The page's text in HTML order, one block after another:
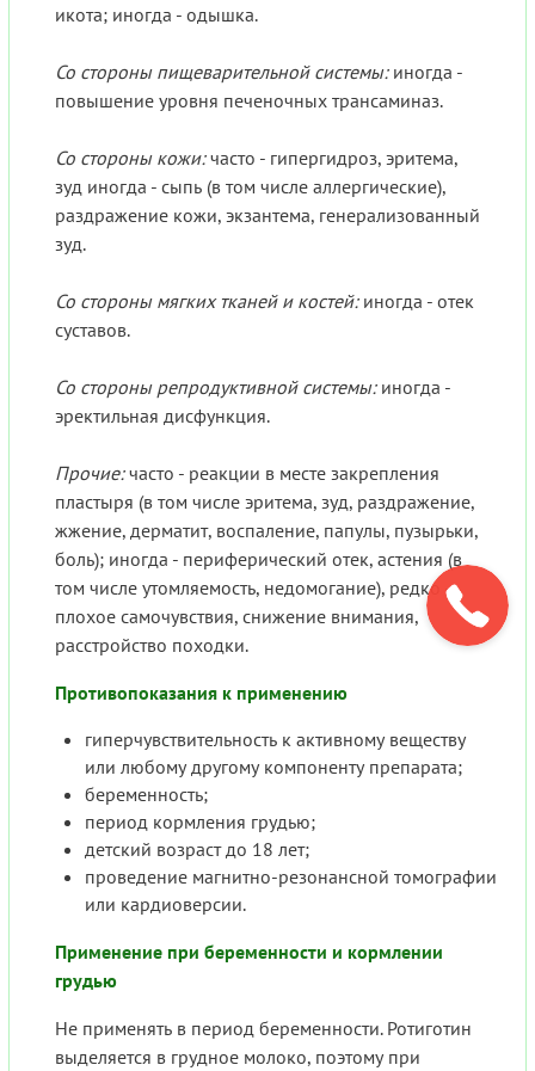
икота; иногда - одышка.
Со стороны пищеварительной системы:иногда -
повышение уровня печеночных трансаминаз.
Со стороны кожи:часто - гипергидроз, эритема,
зуд иногда - сыпь (в том числе аллергические),
раздражение кожи, экзантема, генерализованный
зуд.
Со стороны мягких тканей и костей:иногда - отек
суставов.
Со стороны репродуктивной системы:иногда -
эректильная дисфункция.
Прочие:часто - реакции в месте закрепления
пластыря (в том числе эритема, зуд, раздражение,
жжение, дерматит, воспаление, папулы, пузырьки,
боль); иногда - периферический отек, астения (в
том числе утомляемость, недомогание), редко -
плохое самочувствия, снижение внимания,
расстройство походки.
Противопоказания к применению
гиперчувствительность к активному веществу
или любому другому компоненту препарата;
беременность;
период кормления грудью;
детский возраст до 18 лет;
проведение магнитно-резонансной томографии
или кардиоверсии.
Применение при беременности и кормлении
грудью
Не применять в период беременности. Ротиготин
выделяется в грудное молоко, поэтому при